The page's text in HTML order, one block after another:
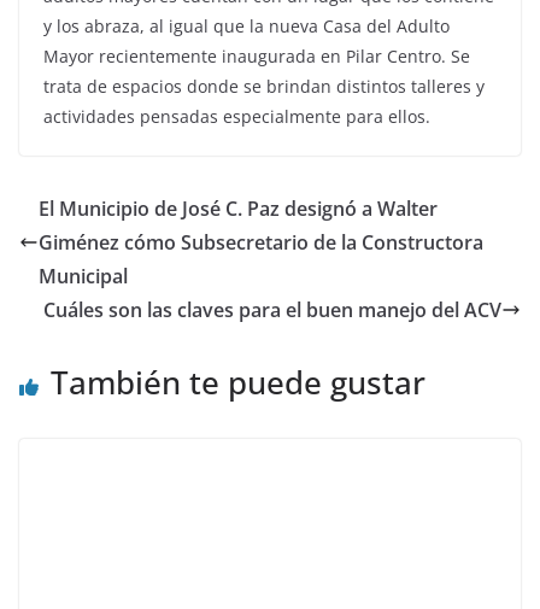
y los abraza, al igual que la nueva Casa del Adulto
Mayor recientemente inaugurada en Pilar Centro. Se
trata de espacios donde se brindan distintos talleres y
actividades pensadas especialmente para ellos.
El Municipio de José C. Paz designó a Walter
Giménez cómo Subsecretario de la Constructora
Municipal
Cuáles son las claves para el buen manejo del ACV
También te puede gustar